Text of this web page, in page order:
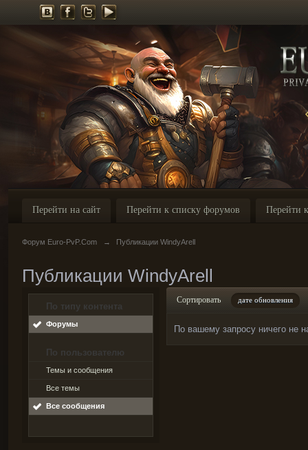
Перейти на сайт Перейти к списку форумов Перейти
Форум Euro-PvP.Com → Публикации WindyArell
Публикации WindyArell
По типу контента
Форумы
По пользователю
Темы и сообщения
Все темы
Все сообщения
Сортировать дате обновления
По вашему запросу ничего не